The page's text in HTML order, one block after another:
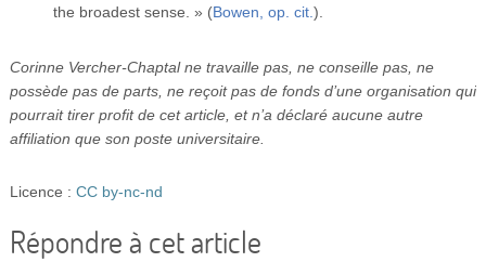
the broadest sense. » (Bowen, op. cit. ).
Corinne Vercher-Chaptal ne travaille pas, ne conseille pas, ne
possède pas de parts, ne reçoit pas de fonds d’une organisation qui
pourrait tirer profit de cet article, et n’a déclaré aucune autre
affiliation que son poste universitaire.
Licence : CC by-nc-nd
Répondre à cet article